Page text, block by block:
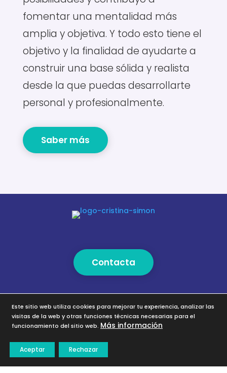
fortalezas, áreas de mejora y
posibilidades y contribuyo a
fomentar una mentalidad más
amplia y objetiva. Y todo esto tiene el
objetivo y la finalidad de ayudarte a
construir una base sólida y realista
personal y profesionalmente.
Contacta
Este sitio web utiliza cookies para mejorar tu experiencia, analizar las
visitas de la web y otras funciones técnicas necesarias para el
funcionamiento del sitio web. Más información
Aceptar Rechazar